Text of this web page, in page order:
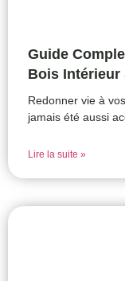
Guide
Bois Intérieur
Redonner vie à
jamais été aussi
Lire la suite »